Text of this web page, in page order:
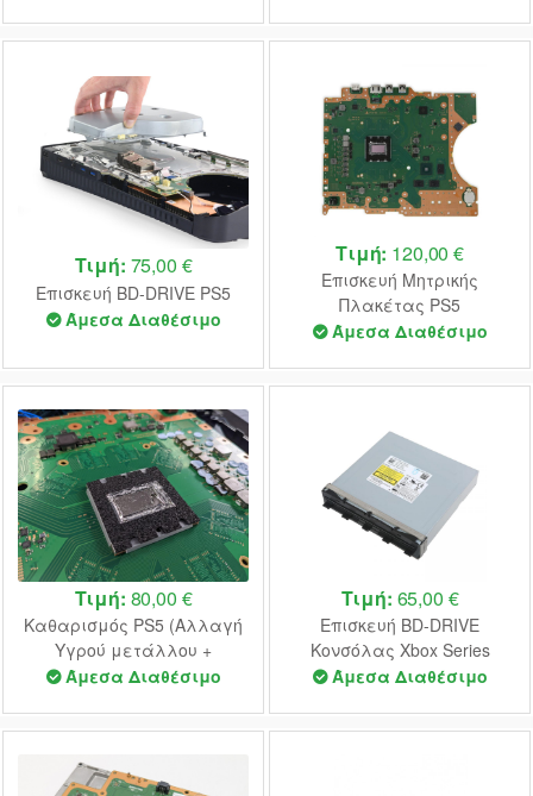
Τιμή: 75,00 €
Επισκευή BD-DRIVE PS5
Άμεσα Διαθέσιμο
Τιμή: 120,00 €
Επισκευή Μητρικής
Πλακέτας PS5
Άμεσα Διαθέσιμο
Τιμή: 80,00 €
Καθαρισμός PS5 (Αλλαγή
Υγρού μετάλλου +
Επισκεύη Fan)
Άμεσα Διαθέσιμο
Τιμή: 65,00 €
Επισκευή BD-DRIVE
Κονσόλας Xbox Series
Άμεσα Διαθέσιμο